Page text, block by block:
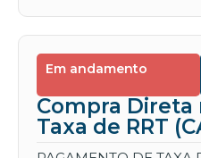
Em andamento
Compra Direta
Taxa de RRT